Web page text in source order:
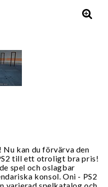
kan du förvärva den
till ett otroligt bra pris!
spel och oslagbar
konsol. Oni - PS2